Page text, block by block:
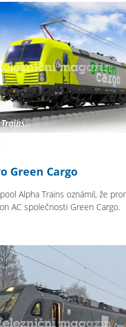
Green Cargo
Alpha Trains oznámil, že
AC společnosti Green Cargo.